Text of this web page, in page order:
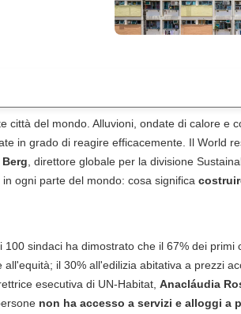
città del mondo. Alluvioni, ondate di calore e
in grado di reagire efficacemente. Il World
, direttore globale per la divisione
ogni parte del mondo: cosa significa
sindaci ha dimostrato che il 67% dei primi
all'equità; il 30% all'edilizia abitativa a prezzi
esecutiva di UN-Habitat, Anacláudia
non ha accesso a servizi e alloggi a